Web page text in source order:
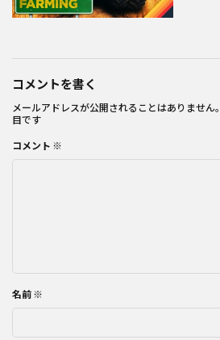
コメントを書く
メールアドレスが公開されることはありません。
目です
コメント ※
名前 ※